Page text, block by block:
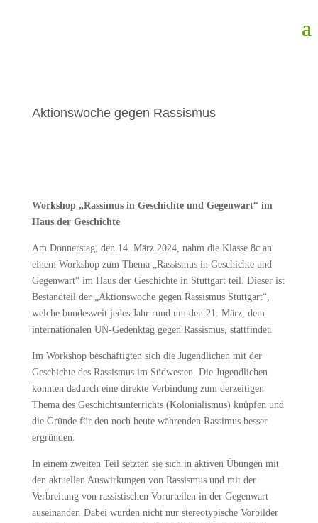
Aktionswoche gegen Rassismus
Workshop „Rassimus in Geschichte und Gegenwart“ im
Haus der Geschichte
Am Donnerstag, den 14. März 2024, nahm die Klasse 8c an
einem Workshop zum Thema „Rassismus in Geschichte und
Gegenwart“ im Haus der Geschichte in Stuttgart teil. Dieser ist
Bestandteil der „Aktionswoche gegen Rassismus Stuttgart“,
welche bundesweit jedes Jahr rund um den 21. März, dem
internationalen UN-Gedenktag gegen Rassismus, stattfindet.
Im Workshop beschäftigten sich die Jugendlichen mit der
Geschichte des Rassismus im Südwesten. Die Jugendlichen
konnten dadurch eine direkte Verbindung zum derzeitigen
Thema des Geschichtsunterrichts (Kolonialismus) knüpfen und
die Gründe für den noch heute währenden Rassimus besser
ergründen.
In einem zweiten Teil setzten sie sich in aktiven Übungen mit
den aktuellen Auswirkungen von Rassismus und mit der
Verbreitung von rassistischen Vorurteilen in der Gegenwart
auseinander. Dabei wurden nicht nur stereotypische Vorbilder